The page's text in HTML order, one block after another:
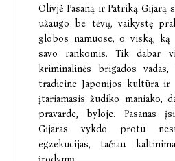
Olivjė Pasaną ir Patriką Gijarą
užaugo be tėvų, vaikystę
globos namuose, o viską,
savo rankomis. Tik dabar
kriminalinės brigados
tradicine Japonijos kultūra
įtariamasis žudiko maniako,
pravarde, byloje. Pasanas
Gijaras vykdo protu
egzekucijas, tačiau